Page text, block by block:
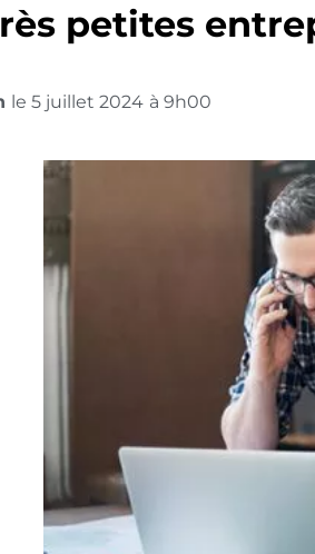
petites
le 5 juillet 2024 à 9h00